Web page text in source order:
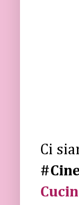
Ci